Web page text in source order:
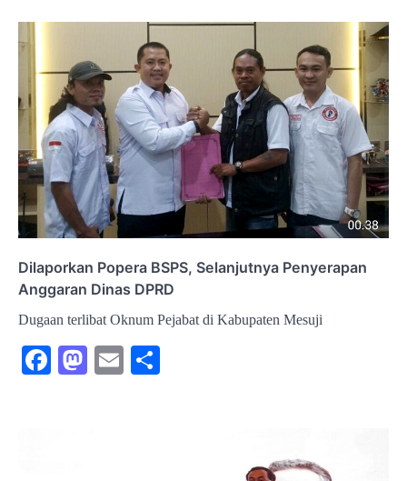
Dilaporkan Popera BSPS, Selanjutnya Penyerapan
Anggaran Dinas DPRD
Dugaan terlibat Oknum Pejabat di Kabupaten Mesuji
Facebook
Mastodon
Email